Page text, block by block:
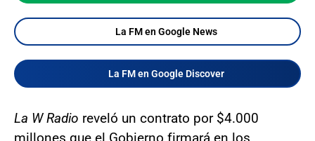
La FM en Google News
La FM en Google Discover
La W Radio reveló un contrato por $4.000
millones que el Gobierno firmará en los